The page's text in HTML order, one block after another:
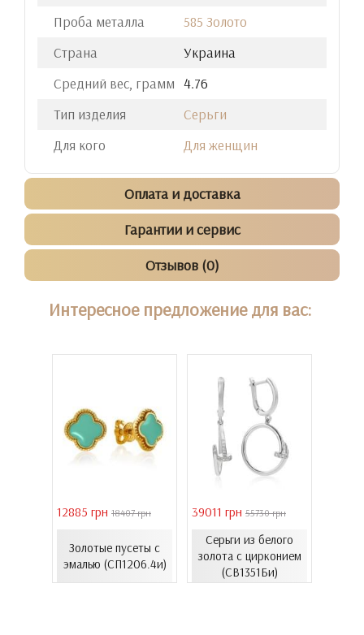
Проба металла
585 Золото
Страна
Украина
Средний вес, грамм 4.76
Тип изделия
Серьги
Для кого
Для женщин
Оплата и доставка
Гарантии и сервис
Отзывов (0)
Интересное предложение для вас:
12885 грн 18407 грн
Золотые пусеты с
эмалью (СП1206.4и)
39011 грн 55730 грн
Серьги из белого
золота с цирконием
(СВ1351Би)